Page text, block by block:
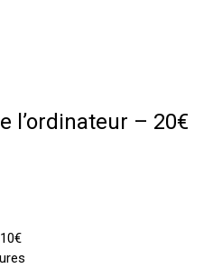
l’ordinateur – 20€